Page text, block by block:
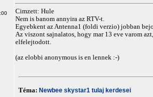
Cimzett: Hule
Nem is banom annyira az RTV-t.
Egyebkent az Antenna1 (foldi verzio) jobban
Az viszont sajnalatos, hogy mar 13 eve varom
elfelejtodott.
(az elobbi anonymous is en lennek :-)
Téma: Newbee skystar1 tulaj kerdesei